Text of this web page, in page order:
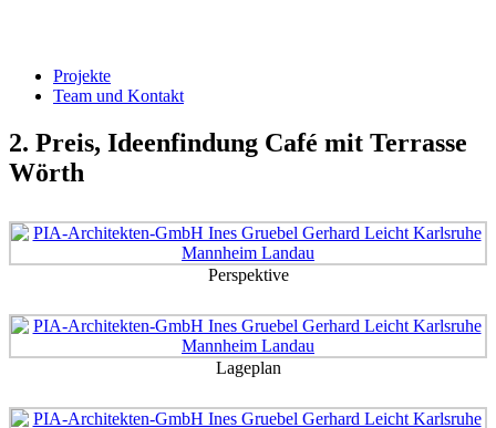
Projekte
Team und Kontakt
2. Preis, Ideenfindung Café mit Terrasse
Wörth
Perspektive
Lageplan